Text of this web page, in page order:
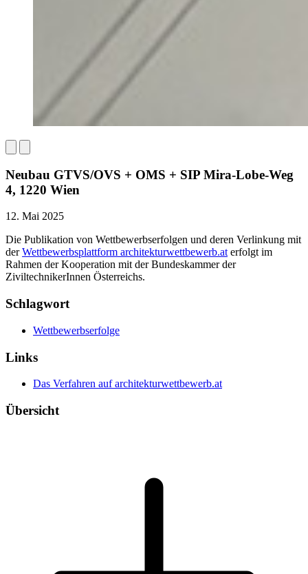
Neubau GTVS/OVS + OMS + SIP Mira-Lobe-Weg
4, 1220 Wien
12. Mai 2025
Die Publikation von Wettbewerbserfolgen und deren Verlinkung mit
derWettbewerbsplattform architekturwettbewerb.aterfolgt im
Rahmen der Kooperation mit der Bundeskammer der
ZiviltechnikerInnen Österreichs.
Schlagwort
Wettbewerbserfolge
Links
Das Verfahren auf architekturwettbewerb.at
Übersicht